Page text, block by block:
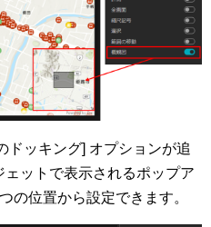
ドッキング] オプションが追
ットで表示されるポップア
の位置から設定できます。